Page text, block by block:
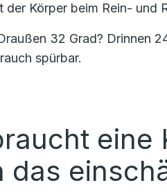
der Körper beim Rein- und
32 Grad? Drinnen
spürbar.
eine
das